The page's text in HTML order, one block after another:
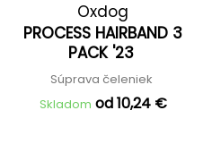
Oxdog
PROCESS HAIRBAND 3
PACK '23
Súprava čeleniek
Skladom od 10,24 €